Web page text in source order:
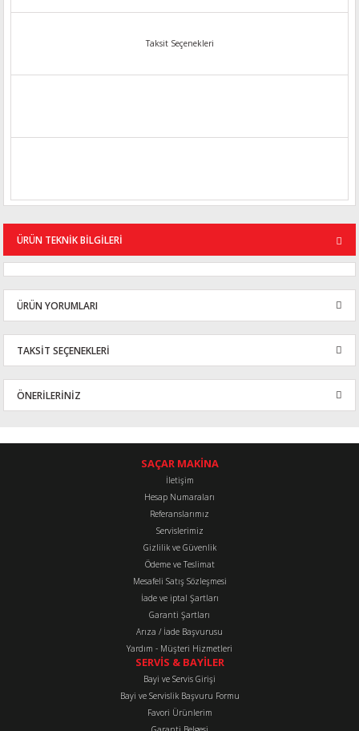
Taksit Seçenekleri
ÜRÜN TEKNİK BİLGİLERİ
ÜRÜN YORUMLARI
Bu ürüne ilk yorumu siz yapın!
TAKSİT SEÇENEKLERİ
ÖNERİLERİNİZ
konularda yetersiz gördüğünüz noktaları öneri formunu kullanarak
Görüş ve önerileriniz için teşekkür ederiz.
Ürün resmi kalitesiz, bozuk veya görüntülenemiyor.
Ürün bilgilerinde hatalar bulunuyor.
Ürün fiyatı diğer sitelerden daha pahalı.
Bu ürüne benzer farklı alternatifler olmalı.
Gönder
SAÇAR MAKİNA
İletişim
Hesap Numaraları
Referanslarımız
Servislerimiz
Gizlilik ve Güvenlik
Ödeme ve Teslimat
Mesafeli Satış Sözleşmesi
İade ve iptal Şartları
Garanti Şartları
Arıza / İade Başvurusu
Yardım - Müşteri Hizmetleri
SERVİS & BAYİLER
Bayi ve Servis Girişi
Bayi ve Servislik Başvuru Formu
Favori Ürünlerim